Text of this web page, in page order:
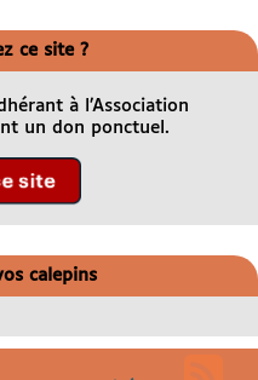
ce site ?
à l’Association
un don ponctuel.
calepins